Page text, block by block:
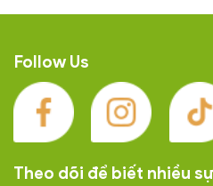
Follow Us
Theo dõi để biết nhiều